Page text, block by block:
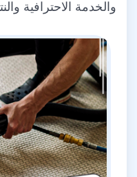
والخدمة الاحترافية